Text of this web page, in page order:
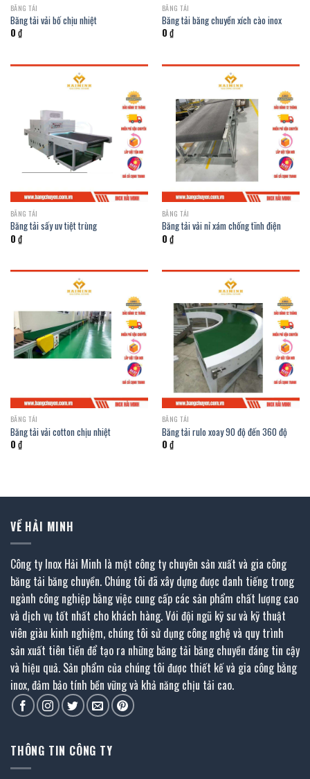
BĂNG TẢI
Băng tải vải bố chịu nhiệt
0 ₫
BĂNG TẢI
Băng tải băng chuyền xích cào inox
0 ₫
BĂNG TẢI
Băng tải sấy uv tiệt trùng
0 ₫
BĂNG TẢI
Băng tải vải nỉ xám chống tĩnh điện
0 ₫
BĂNG TẢI
Băng tải vải cotton chịu nhiệt
0 ₫
BĂNG TẢI
Băng tải rulo xoay 90 độ đến 360 độ
0 ₫
VỀ HẢI MINH
Công ty Inox Hải Minh là một công ty chuyên sản xuất và gia công
băng tải băng chuyền. Chúng tôi đã xây dựng được danh tiếng trong
ngành công nghiệp bằng việc cung cấp các sản phẩm chất lượng cao
và dịch vụ tốt nhất cho khách hàng. Với đội ngũ kỹ sư và kỹ thuật
viên giàu kinh nghiệm, chúng tôi sử dụng công nghệ và quy trình
sản xuất tiên tiến để tạo ra những băng tải băng chuyền đáng tin cậy
và hiệu quả. Sản phẩm của chúng tôi được thiết kế và gia công bằng
inox, đảm bảo tính bền vững và khả năng chịu tải cao.
THÔNG TIN CÔNG TY